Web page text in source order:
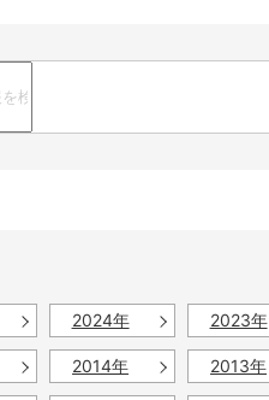
2024年 2023年
2014年 2013年